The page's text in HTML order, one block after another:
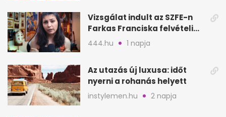
Vizsgálat indult az SZFE-n
Farkas Franciska felvételi
videója után
444.hu 1 napja
Az utazás új luxusa: időt
nyerni a rohanás helyett
instylemen.hu 2 napja